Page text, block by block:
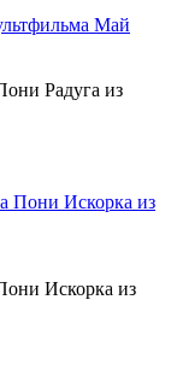
Радуга из
Искорка из